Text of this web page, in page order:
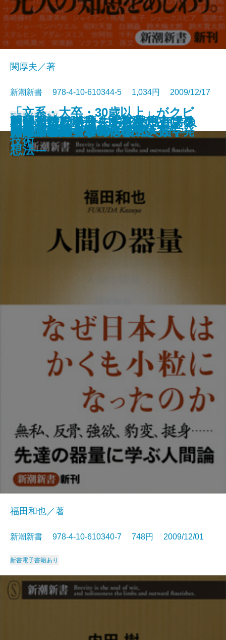
日本の食欲、世界で第何位？
おへそはなぜ一生消えないか―人
体の謎を解く―
自分だけの一冊―北村薫のアンソ
ロジー教室―
民主党代議士の作られ方
あの素晴しい曲をもう一度―フォ
ークからJポップまで―
医薬品クライシス―78兆円市場の
激震―
テレビ局の裏側
朝鮮人特攻隊―「日本人」として
死んだ英霊たち―
戦後落語史
一日一名言―歴史との対話365―
関厚夫／著
新潮新書 978-4-10-610344-5 1,034円 2009/12/17
新書電子書籍あり
人間の器量
福田和也／著
新潮新書 978-4-10-610340-7 748円 2009/12/01
新書電子書籍あり
日本辺境論
グルメの嘘
60歳からの青春18きっぷ
「メール好感度」を格段に上げる
技術
「文系・大卒・30歳以上」がクビ
になる―大失業時代を生き抜く発
想法―
日本語教のすすめ
ギャルとギャル男の文化人類学
同い年事典―1900～2008―
日本人が知らない幸福